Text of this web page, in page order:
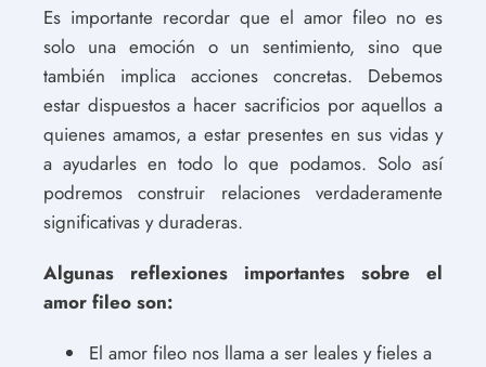
Es importante recordar que el amor fileo no es
solo una emoción o un sentimiento, sino que
también implica acciones concretas. Debemos
estar dispuestos a hacer sacrificios por aquellos a
quienes amamos, a estar presentes en sus vidas y
a ayudarles en todo lo que podamos. Solo así
podremos construir relaciones verdaderamente
significativas y duraderas.
Algunas reflexiones importantes sobre el
amor fileo son:
El amor fileo nos llama a ser leales y fieles a